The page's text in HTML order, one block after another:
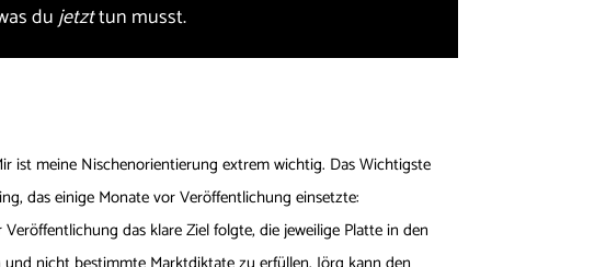
dujetzttun musst.
ist meine Nischenorientierung extrem wichtig. Das Wichtigste
das einige Monate vor Veröffentlichung einsetzte:
das klare Ziel folgte, die jeweilige Platte in den